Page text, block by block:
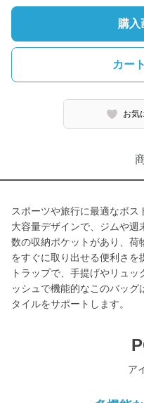
購入
カー
お気
スポーツや旅行に最適なボス
大容量デザインで、ジムや週
数の収納ポケットがあり、荷
をすぐに取り出せる便利さを
トラップで、手提げやリュ
ッシュで機能的なこのバッグ
タイルをサポートします。
ア